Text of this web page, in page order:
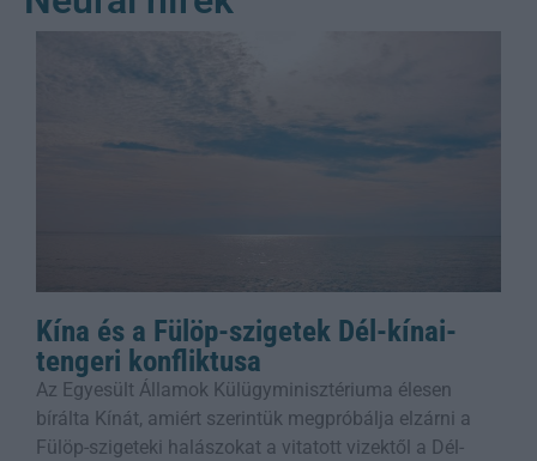
Kína és a Fülöp-szigetek Dél-kínai-
tengeri konfliktusa
Az Egyesült Államok Külügyminisztériuma élesen
bírálta Kínát, amiért szerintük megpróbálja elzárni a
Fülöp-szigeteki halászokat a vitatott vizektől a Dél-